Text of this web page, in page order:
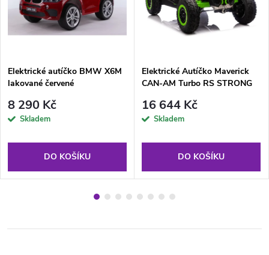
Elektrické autíčko BMW X6M
lakované červené
8 290 Kč
Skladem
DO KOŠÍKU
Elektrické Autíčko Maverick
CAN-AM Turbo RS STRONG
16 644 Kč
Skladem
DO KOŠÍKU